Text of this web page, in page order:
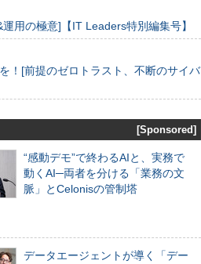
用の極意]【IT Leaders特別編集号】
！[前提のゼロトラスト、不断のサイバ
[Sponsored]
“感動デモ”で終わるAIと、実務で
動くAI─両者を分ける「業務の文
脈」とCelonisの管制塔
データエージェントが導く「デー